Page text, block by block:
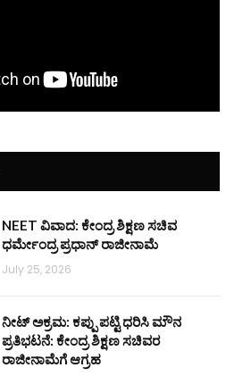
NEET ವಿವಾದ: ಕೇಂದ್ರ ಶಿಕ್ಷಣ ಸಚಿವ
ಧರ್ಮೇಂದ್ರ ಪ್ರಧಾನ್ ರಾಜೀನಾಮೆ
July 25, 2026
ನೀಟ್ ಅಕ್ರಮ: ಕಪ್ಪು ಪಟ್ಟಿ ಧರಿಸಿ ಮೌನ
ಪ್ರತಿಭಟನೆ: ಕೇಂದ್ರ ಶಿಕ್ಷಣ ಸಚಿವರ
ರಾಜೀನಾಮೆಗೆ ಆಗ್ರಹ